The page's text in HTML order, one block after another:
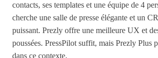
contacts, ses templates et une équipe de 4
cherche une salle de presse élégante et un
puissant. Prezly offre une meilleure UX et
poussées. PressPilot suffit, mais Prezly Plus
dans ce contexte.